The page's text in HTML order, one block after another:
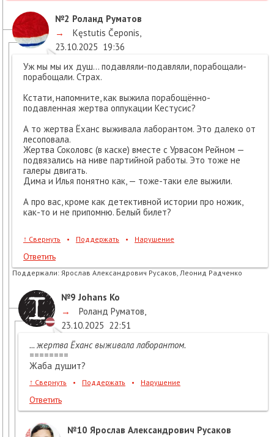
№2 Роланд Руматов
→
Kęstutis Čeponis,
23.10.2025 19:36
Уж мы мы их душ… подавляли-подавляли, порабощали-
порабощали. Страх.
Кстати, напомните, как выжила порабощённо-
подавленная жертва оппукации Кестусис?
А то жертва Ёханс выживала лаборантом. Это далеко от
лесоповала.
Жертва Соколовс (в каске) вместе с Урвасом Рейном —
подвязались на ниве партийной работы. Это тоже не
галеры двигать.
Дима и Илья понятно как, — тоже-таки еле выжили.
А про вас, кроме как детективной истории про ножик,
как-то и не припомню. Белый билет?
↑ Свернуть • Поддержать • Нарушение
Ответить
Поддержали: Ярослав Александрович Русаков, Леонид Радченко
№9 Johans Ko
→
Роланд Руматов,
23.10.2025 22:51
... жертва Ёханс выживала лаборантом.
========
Жаба душит?
↑ Свернуть • Поддержать • Нарушение
Ответить
№10 Ярослав Александрович Русаков